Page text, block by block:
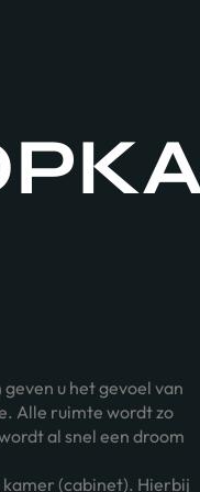
u het gevoel van
Alle ruimte wordt zo
al snel een droom
(cabinet). Hierbij